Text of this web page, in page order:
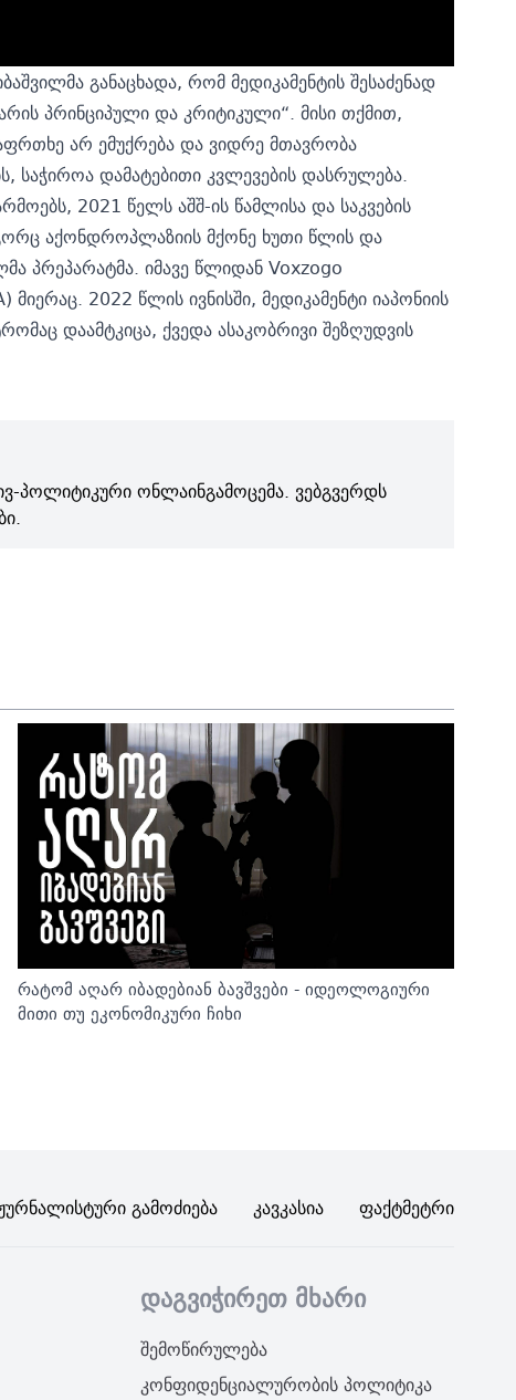
განაცხადა, რომ მედიკამენტის შესაძენად
პრინციპული და კრიტიკული“. მისი თქმით,
არ ემუქრება და ვიდრე მთავრობა
საჭიროა დამატებითი კვლევების დასრულება.
2021 წელს აშშ-ის წამლისა და საკვების
აქონდროპლაზიის მქონე ხუთი წლის და
პრეპარატმა. იმავე წლიდან Voxzogo
2022 წლის ივნისში, მედიკამენტი იაპონიის
დაამტკიცა, ქვედა ასაკობრივი შეზღუდვის
პოლიტიკური ონლაინგამოცემა. ვებგვერდს
რატომ აღარ იბადებიან ბავშვები - იდეოლოგიური
მითი თუ ეკონომიკური ჩიხი
Გამოძიება Კავკასია Ფაქტმეტრი
დაგვიჭირეთ მხარი
შემოწირულება
კონფიდენციალურობის პოლიტიკა